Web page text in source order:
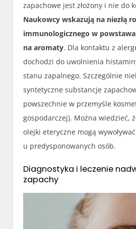
zapachowe jest złożony i nie do
Naukowcy wskazują na niezłą
immunologicznego w
na aromaty. Dla kontaktu z
dochodzi do uwolnienia
stanu zapalnego. Szczególnie
syntetyczne substancje
powszechnie w przemyśle
gospodarczej). Można wiedzieć,
olejki eteryczne mogą
u predysponowanych osób.
Diagnostyka i leczenie
zapachy